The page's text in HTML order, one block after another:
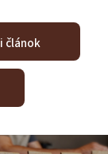
článok